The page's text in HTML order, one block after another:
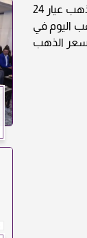
يومي، أسعار الذهب بالدولار في اليمن، سعر أونصة الذهب في اليمن، سعر الذهب عيار 21 اليمن، سعر الذهب عيار 24
اليوم في
سعر الذهب